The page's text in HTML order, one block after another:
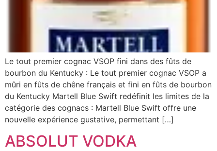
Le tout premier cognac VSOP fini dans des fûts de
bourbon du Kentucky : Le tout premier cognac VSOP a
mûri en fûts de chêne français et fini en fûts de bourbon
du Kentucky Martell Blue Swift redéfinit les limites de la
catégorie des cognacs : Martell Blue Swift offre une
nouvelle expérience gustative, permettant […]
ABSOLUT VODKA